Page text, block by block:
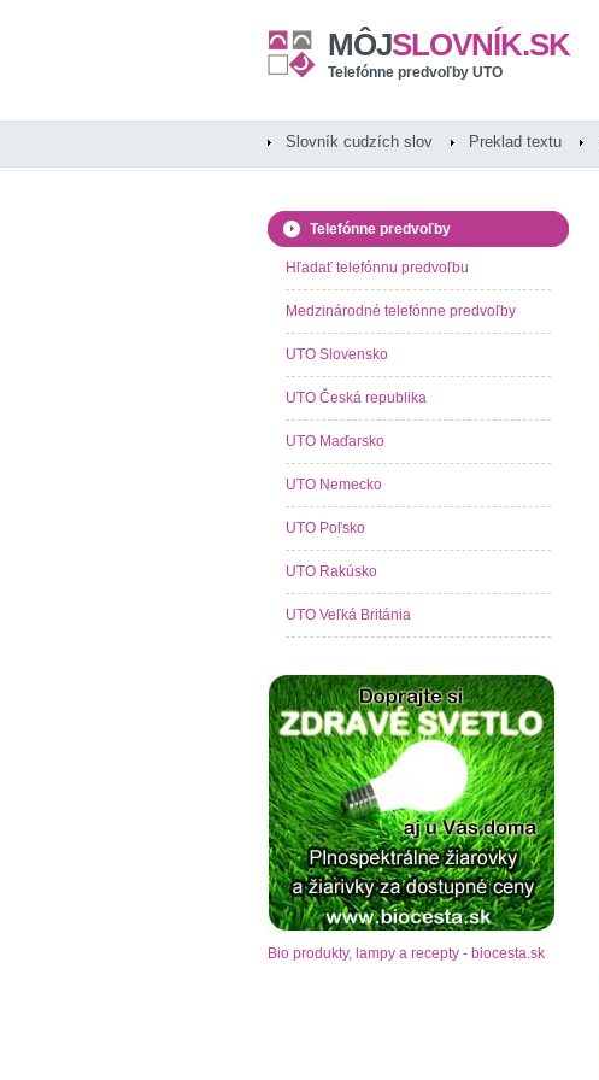
MÔJSLOVNÍK.SK
Telefónne predvoľby UTO
Slovník cudzích slov Preklad textu
Telefónne predvoľby
Hľadať telefónnu predvoľbu
Medzinárodné telefónne predvoľby
UTO Slovensko
UTO Česká republika
UTO Maďarsko
UTO Nemecko
UTO Poľsko
UTO Rakúsko
UTO Veľká Británia
Bio produkty, lampy a recepty - biocesta.sk